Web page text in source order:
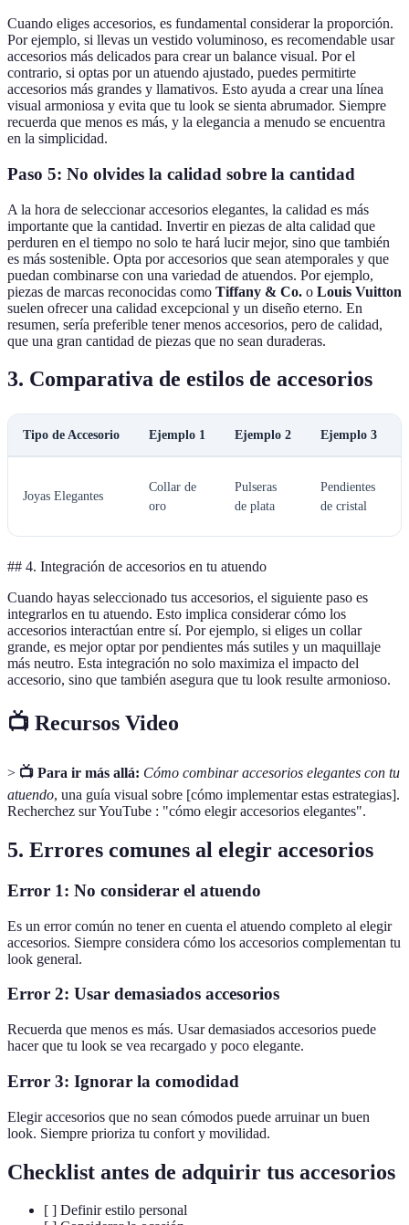
Cuando eliges accesorios, es fundamental considerar la proporción.
Por ejemplo, si llevas un vestido voluminoso, es recomendable usar
accesorios más delicados para crear un balance visual. Por el
contrario, si optas por un atuendo ajustado, puedes permitirte
accesorios más grandes y llamativos. Esto ayuda a crear una línea
visual armoniosa y evita que tu look se sienta abrumador. Siempre
recuerda que menos es más, y la elegancia a menudo se encuentra
en la simplicidad.
Paso 5: No olvides la calidad sobre la cantidad
A la hora de seleccionar accesorios elegantes, la calidad es más
importante que la cantidad. Invertir en piezas de alta calidad que
perduren en el tiempo no solo te hará lucir mejor, sino que también
es más sostenible. Opta por accesorios que sean atemporales y que
puedan combinarse con una variedad de atuendos. Por ejemplo,
piezas de marcas reconocidas como Tiffany & Co. o Louis Vuitton
suelen ofrecer una calidad excepcional y un diseño eterno. En
resumen, sería preferible tener menos accesorios, pero de calidad,
que una gran cantidad de piezas que no sean duraderas.
3. Comparativa de estilos de accesorios
Tipo de Accesorio Ejemplo 1 Ejemplo 2 Ejemplo 3
Joyas Elegantes
Collar de
oro
Pulseras
de plata
Pendientes
de cristal
## 4. Integración de accesorios en tu atuendo
Cuando hayas seleccionado tus accesorios, el siguiente paso es
integrarlos en tu atuendo. Esto implica considerar cómo los
accesorios interactúan entre sí. Por ejemplo, si eliges un collar
grande, es mejor optar por pendientes más sutiles y un maquillaje
más neutro. Esta integración no solo maximiza el impacto del
accesorio, sino que también asegura que tu look resulte armonioso.
📺 Recursos Video
> 📺 Para ir más allá: Cómo combinar accesorios elegantes con tu
atuendo, una guía visual sobre [cómo implementar estas estrategias].
Recherchez sur YouTube : "cómo elegir accesorios elegantes".
5. Errores comunes al elegir accesorios
Error 1: No considerar el atuendo
Es un error común no tener en cuenta el atuendo completo al elegir
accesorios. Siempre considera cómo los accesorios complementan tu
look general.
Error 2: Usar demasiados accesorios
Recuerda que menos es más. Usar demasiados accesorios puede
hacer que tu look se vea recargado y poco elegante.
Error 3: Ignorar la comodidad
Elegir accesorios que no sean cómodos puede arruinar un buen
look. Siempre prioriza tu confort y movilidad.
Checklist antes de adquirir tus accesorios
[ ] Definir estilo personal